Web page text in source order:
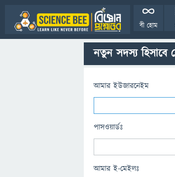
বী হোম
নতুন সদস্য হিসাবে
আমার ইউজারনেইম
পাসওয়ার্ডঃ
আমার ই-মেইলঃ